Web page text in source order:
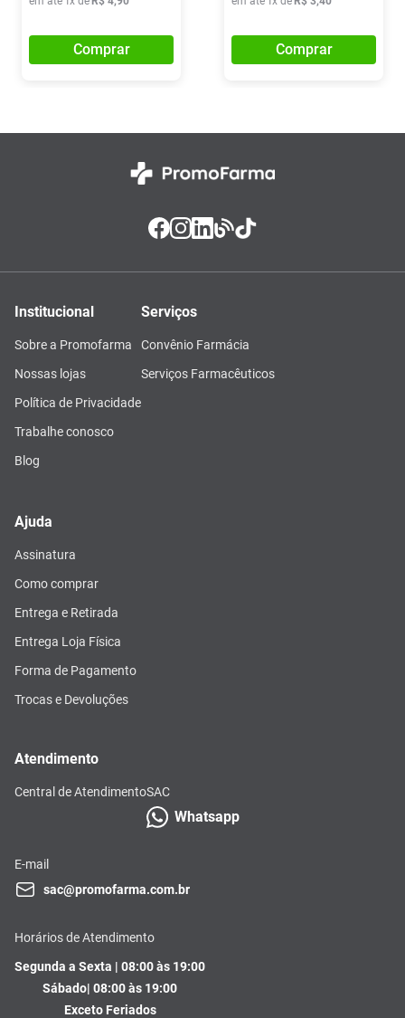
Comprar Comprar
Institucional
Sobre a Promofarma
Nossas lojas
Política de Privacidade
Trabalhe conosco
Blog
Serviços
Convênio Farmácia
Serviços Farmacêuticos
Ajuda
Assinatura
Como comprar
Entrega e Retirada
Entrega Loja Física
Forma de Pagamento
Trocas e Devoluções
Atendimento
Central de AtendimentoSAC
Whatsapp
E-mail
sac@promofarma.com.br
Horários de Atendimento
Segunda a Sexta | 08:00 às 19:00
Sábado| 08:00 às 19:00
Exceto Feriados